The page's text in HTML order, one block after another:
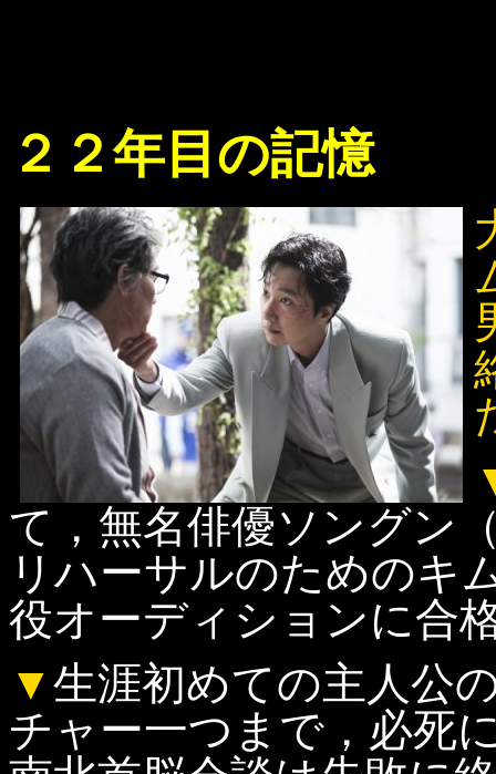
２２年目の記憶
て，無名俳優ソングン
リハーサルのためのキ
役オーディションに合
▼生涯初めての主人公
チャー一つまで，必死